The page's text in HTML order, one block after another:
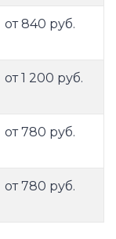
от 840 руб.
от 1 200 руб.
от 780 руб.
от 780 руб.